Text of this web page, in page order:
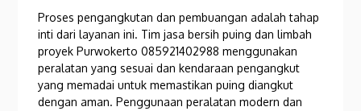
Proses pengangkutan dan pembuangan adalah tahap
inti dari layanan ini. Tim jasa bersih puing dan limbah
proyek Purwokerto 085921402988 menggunakan
peralatan yang sesuai dan kendaraan pengangkut
yang memadai untuk memastikan puing diangkut
dengan aman. Penggunaan peralatan modern dan